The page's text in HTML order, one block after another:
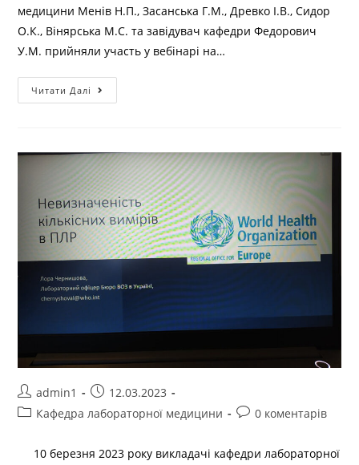
медицини Менів Н.П., Засанська Г.М., Древко І.В., Сидор
О.К., Вінярська М.С. та завідувач кафедри Федорович
У.М. прийняли участь у вебінарі на…
Читати Далі
admin1
12.03.2023
Кафедра лабораторної медицини
0 коментарів
10 березня 2023 року викладачі кафедри лабораторної